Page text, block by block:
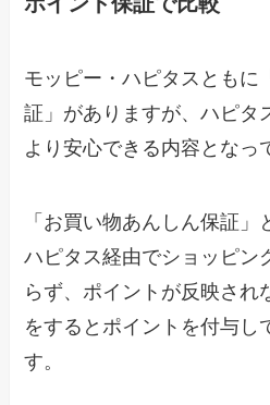
モッピー・ハピタスともに
証」がありますが、ハピタ
より安心できる内容となっ
「お買い物あんしん保証
ハピタス経由でショッピン
らず、ポイントが反映され
をするとポイントを付与し
す。